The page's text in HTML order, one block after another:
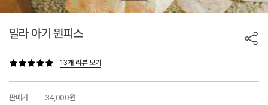
밀라 아기 원피스
13개 리뷰 보기
판매가
34,000원